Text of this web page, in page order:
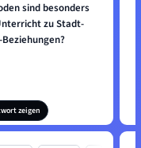
sind besonders
zu Stadt-
zeigen